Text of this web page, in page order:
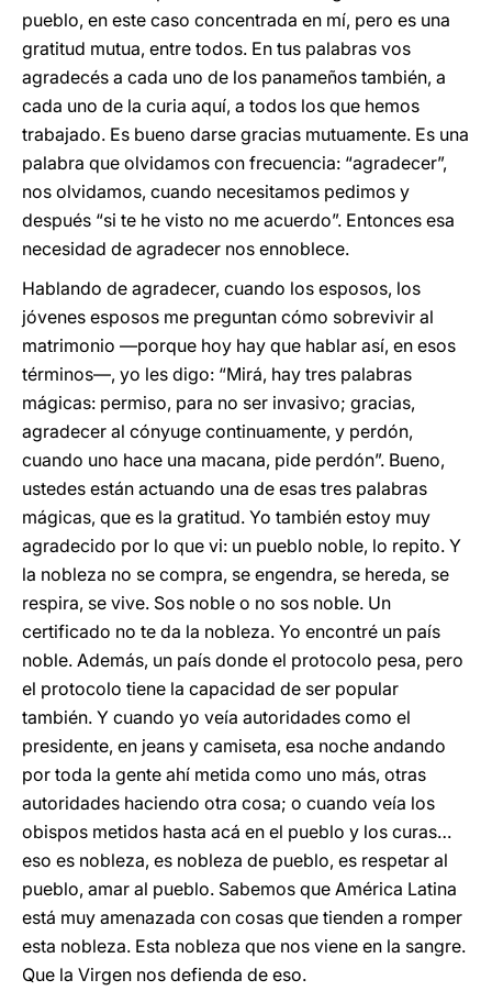
pueblo, en este caso concentrada en mí, pero es una
gratitud mutua, entre todos. En tus palabras vos
agradecés a cada uno de los panameños también, a
cada uno de la curia aquí, a todos los que hemos
trabajado. Es bueno darse gracias mutuamente. Es una
palabra que olvidamos con frecuencia: “agradecer”,
nos olvidamos, cuando necesitamos pedimos y
después “si te he visto no me acuerdo”. Entonces esa
necesidad de agradecer nos ennoblece.
Hablando de agradecer, cuando los esposos, los
jóvenes esposos me preguntan cómo sobrevivir al
matrimonio —porque hoy hay que hablar así, en esos
términos—, yo les digo: “Mirá, hay tres palabras
mágicas: permiso, para no ser invasivo; gracias,
agradecer al cónyuge continuamente, y perdón,
cuando uno hace una macana, pide perdón”. Bueno,
ustedes están actuando una de esas tres palabras
mágicas, que es la gratitud. Yo también estoy muy
agradecido por lo que vi: un pueblo noble, lo repito. Y
la nobleza no se compra, se engendra, se hereda, se
respira, se vive. Sos noble o no sos noble. Un
certificado no te da la nobleza. Yo encontré un país
noble. Además, un país donde el protocolo pesa, pero
el protocolo tiene la capacidad de ser popular
también. Y cuando yo veía autoridades como el
presidente, en jeans y camiseta, esa noche andando
por toda la gente ahí metida como uno más, otras
autoridades haciendo otra cosa; o cuando veía los
obispos metidos hasta acá en el pueblo y los curas…
eso es nobleza, es nobleza de pueblo, es respetar al
pueblo, amar al pueblo. Sabemos que América Latina
está muy amenazada con cosas que tienden a romper
esta nobleza. Esta nobleza que nos viene en la sangre.
Que la Virgen nos defienda de eso.